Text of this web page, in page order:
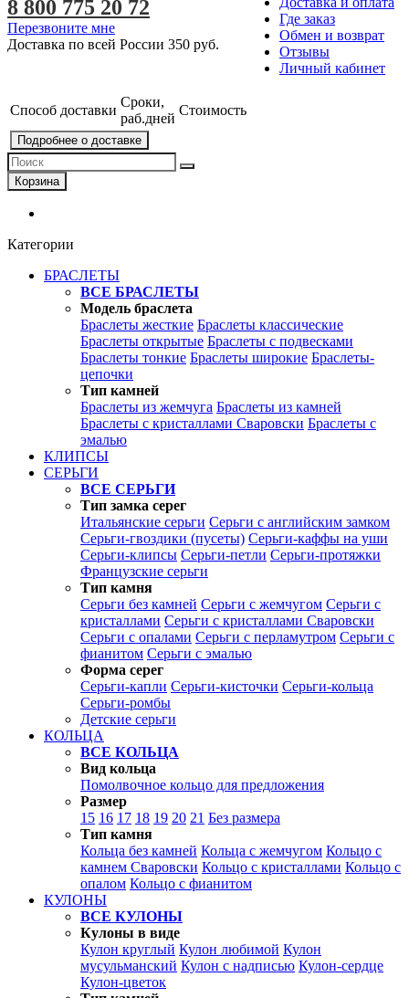
Где заказ
Обмен и возврат
Отзывы
Личный кабинет
8 800 775 20 72
Перезвоните мне
Доставка по всей России 350 руб.
Способ доставки
Сроки,
раб.дней
Стоимость
Подробнее о доставке
Корзина
Категории
БРАСЛЕТЫ
ВСЕ БРАСЛЕТЫ
Модель браслета
Браслеты жесткие Браслеты классические
Браслеты открытые Браслеты с подвесками
Браслеты тонкие Браслеты широкие Браслеты-
цепочки
Тип камней
Браслеты из жемчуга Браслеты из камней
Браслеты с кристаллами Сваровски Браслеты с
эмалью
КЛИПСЫ
СЕРЬГИ
ВСЕ СЕРЬГИ
Тип замка серег
Итальянские серьги Серьги с английским замком
Серьги-гвоздики (пусеты) Серьги-каффы на уши
Серьги-клипсы Серьги-петли Серьги-протяжки
Французские серьги
Тип камня
Серьги без камней Серьги с жемчугом Серьги с
кристаллами Серьги с кристаллами Сваровски
Серьги с опалами Серьги с перламутром Серьги с
фианитом Серьги с эмалью
Форма серег
Серьги-капли Серьги-кисточки Серьги-кольца
Серьги-ромбы
Детские серьги
КОЛЬЦА
ВСЕ КОЛЬЦА
Вид кольца
Помолвочное кольцо для предложения
Размер
15 16 17 18 19 20 21 Без размера
Тип камня
Кольца без камней Кольца с жемчугом Кольцо с
камнем Сваровски Кольцо с кристаллами Кольцо с
опалом Кольцо с фианитом
КУЛОНЫ
ВСЕ КУЛОНЫ
Кулоны в виде
Кулон круглый Кулон любимой Кулон
мусульманский Кулон с надписью Кулон-сердце
Кулон-цветок